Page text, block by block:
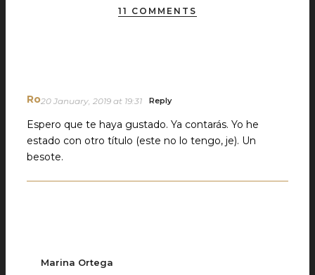
11 COMMENTS
Ro20 January, 2019 at 19:31 Reply
Espero que te haya gustado. Ya contarás. Yo he
estado con otro título (este no lo tengo, je). Un
besote.
Marina Ortega